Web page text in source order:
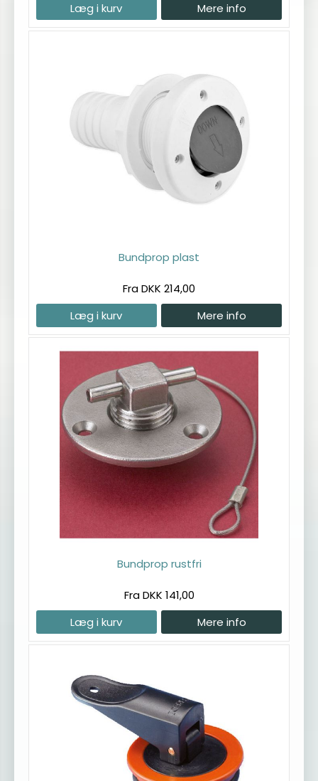
Læg i kurv
Mere info
Bundprop plast
Fra DKK 214,00
Læg i kurv
Mere info
Bundprop rustfri
Fra DKK 141,00
Læg i kurv
Mere info